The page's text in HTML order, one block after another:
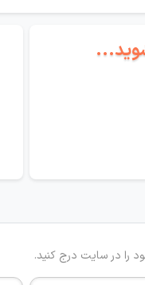
را در سایت درج کنید.